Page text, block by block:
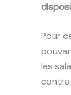
Pour
les